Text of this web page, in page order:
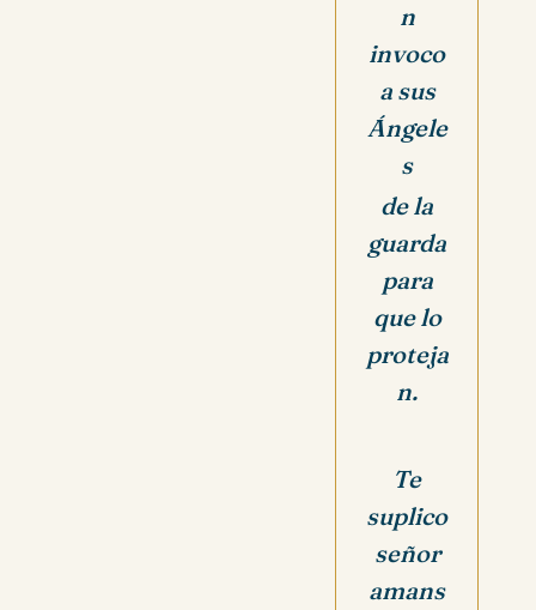
n
invoco
a sus
Ángele
s
de la
guarda
para
que lo
proteja
n.
Te
suplico
señor
amans